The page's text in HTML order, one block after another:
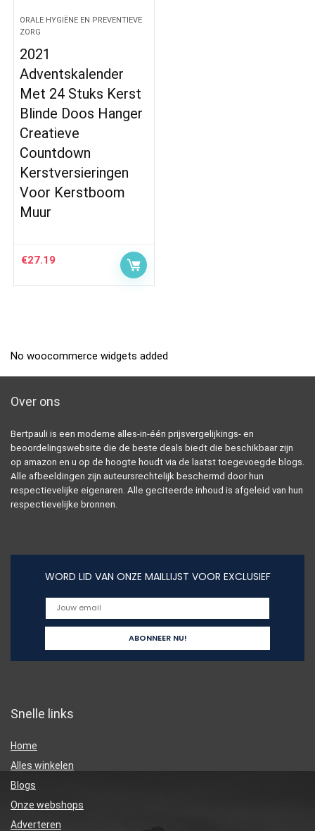
ORALE HYGIËNE EN PREVENTIEVE
ZORG
2021
Adventskalender
Met 24 Stuks Kerst
Blinde Doos Hanger
Creatieve
Countdown
Kerstversieringen
Voor Kerstboom
Muur
€27.19
No woocommerce widgets added
Over ons
Bertpauli is een moderne alles-in-één prijsvergelijkings- en
beoordelingswebsite die de beste deals biedt die beschikbaar zijn
op amazon en u op de hoogte houdt via de laatst toegevoegde blogs.
Alle afbeeldingen zijn auteursrechtelijk beschermd door hun
respectievelijke eigenaren. Alle geciteerde inhoud is afgeleid van hun
respectievelijke bronnen.
WORD LID VAN ONZE MAILLIJST VOOR EXCLUSIEF
Snelle links
Home
Alles winkelen
Blogs
Onze webshops
Adverteren